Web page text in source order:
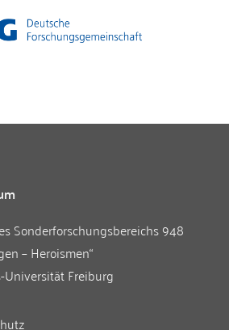
Sonderforschungsbereichs 948
– Heroismen“
Freiburg